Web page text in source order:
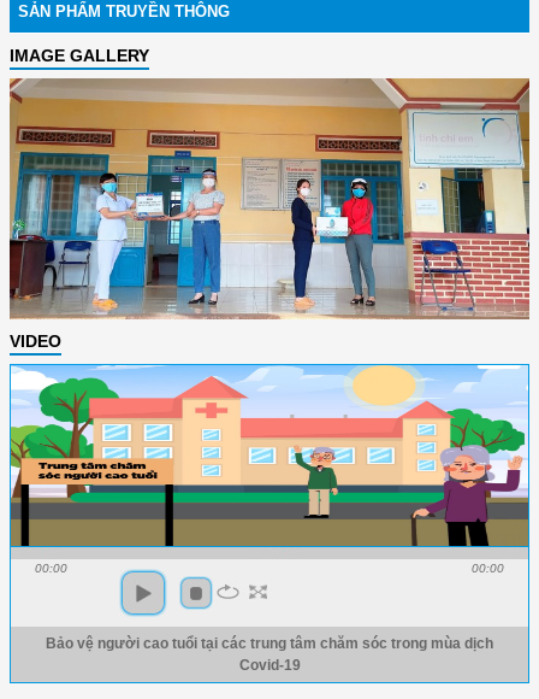
SẢN PHẨM TRUYỀN THÔNG
IMAGE GALLERY
VIDEO
00:00 00:00
Bảo vệ người cao tuổi tại các trung tâm chăm sóc trong mùa dịch
Covid-19